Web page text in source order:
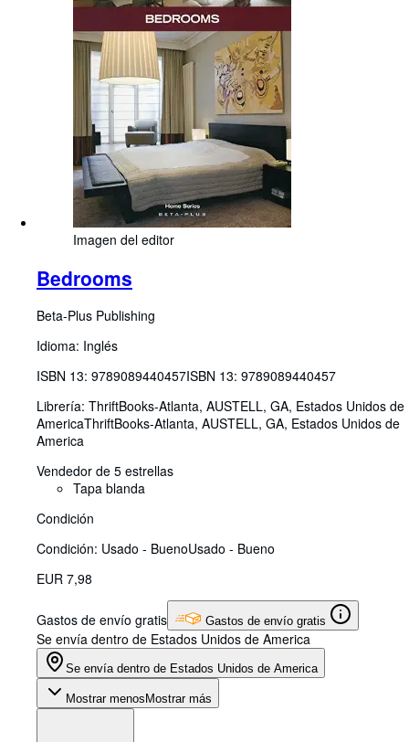
Imagen del editor
Bedrooms
Beta-Plus Publishing
Idioma: Inglés
ISBN 13: 9789089440457ISBN 13: 9789089440457
Librería: ThriftBooks-Atlanta, AUSTELL, GA, Estados Unidos de
AmericaThriftBooks-Atlanta, AUSTELL, GA, Estados Unidos de
America
Vendedor de 5 estrellas
Tapa blanda
Condición
Condición: Usado - BuenoUsado - Bueno
EUR 7,98
Gastos de envío gratis Gastos de envío gratis
Se envía dentro de Estados Unidos de America
Se envía dentro de Estados Unidos de America
Mostrar menos Mostrar más